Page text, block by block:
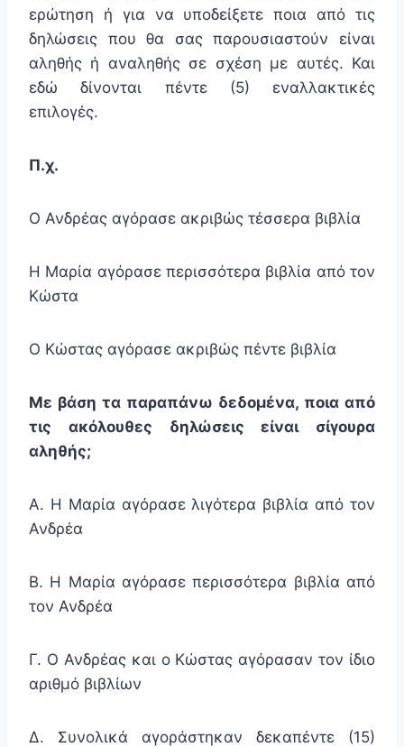
ερώτηση ή για να υποδείξετε ποια από τις
δηλώσεις που θα σας παρουσιαστούν είναι
αληθής ή αναληθής σε σχέση με αυτές. Και
εδώ δίνονται πέντε (5) εναλλακτικές
επιλογές.
Π.χ.
Ο Ανδρέας αγόρασε ακριβώς τέσσερα βιβλία
Η Μαρία αγόρασε περισσότερα βιβλία από τον
Κώστα
Ο Κώστας αγόρασε ακριβώς πέντε βιβλία
Με βάση τα παραπάνω δεδομένα, ποια από
τις ακόλουθες δηλώσεις είναι σίγουρα
αληθής;
Α. Η Μαρία αγόρασε λιγότερα βιβλία από τον
Ανδρέα
Β. Η Μαρία αγόρασε περισσότερα βιβλία από
τον Ανδρέα
Γ. Ο Ανδρέας και ο Κώστας αγόρασαν τον ίδιο
αριθμό βιβλίων
Δ. Συνολικά αγοράστηκαν δεκαπέντε (15)